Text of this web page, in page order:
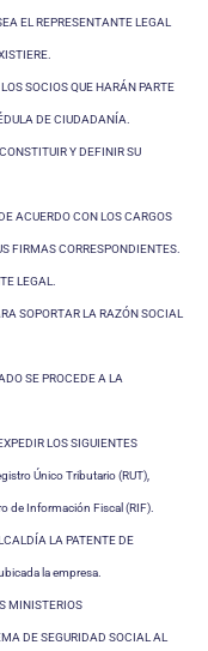
EL REPRESENTANTE LEGAL
SOCIOS QUE HARÁN PARTE
DE CIUDADANÍA.
Y DEFINIR SU
ACUERDO CON LOS CARGOS
FIRMAS CORRESPONDIENTES.
LEGAL.
SOPORTAR LA RAZÓN SOCIAL
SE PROCEDE A LA
LOS SIGUIENTES
Único Tributario (RUT),
de Información Fiscal (RIF).
LA PATENTE DE
la empresa.
MINISTERIOS
DE SEGURIDAD SOCIAL AL